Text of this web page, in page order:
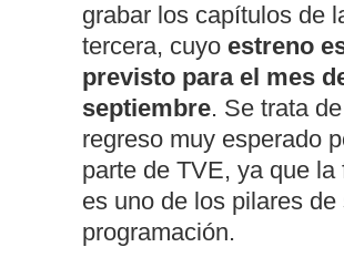
grabar los capítulos de
tercera, cuyo estreno
previsto para el mes
septiembre. Se trata
regreso muy esperado
parte de TVE, ya que la
es uno de los pilares de
programación.